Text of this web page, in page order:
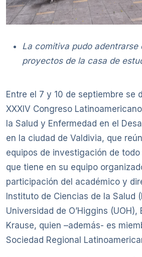
La comitiva pudo adentrarse
proyectos de la casa de
Entre el 7 y 10 de septiembre se
XXXIV Congreso
la Salud y Enfermedad en el
en la ciudad de Valdivia, que
equipos de investigación de
que tiene en su equipo
participación del académico y
Instituto de Ciencias de la Salud
Universidad de O’Higgins (UOH),
Krause, quien –además- es
Sociedad Regional